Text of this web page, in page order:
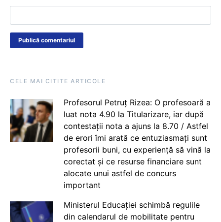
CELE MAI CITITE ARTICOLE
Profesorul Petruț Rizea: O profesoară a
luat nota 4.90 la Titularizare, iar după
contestații nota a ajuns la 8.70 / Astfel
de erori îmi arată ce entuziasmați sunt
profesorii buni, cu experiență să vină la
corectat și ce resurse financiare sunt
alocate unui astfel de concurs
important
Ministerul Educației schimbă regulile
din calendarul de mobilitate pentru